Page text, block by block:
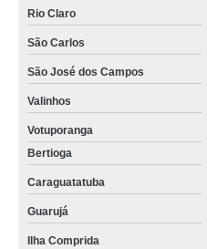
Rio Claro
São Carlos
São José dos Campos
Valinhos
Votuporanga
Bertioga
Caraguatatuba
Guarujá
Ilha Comprida